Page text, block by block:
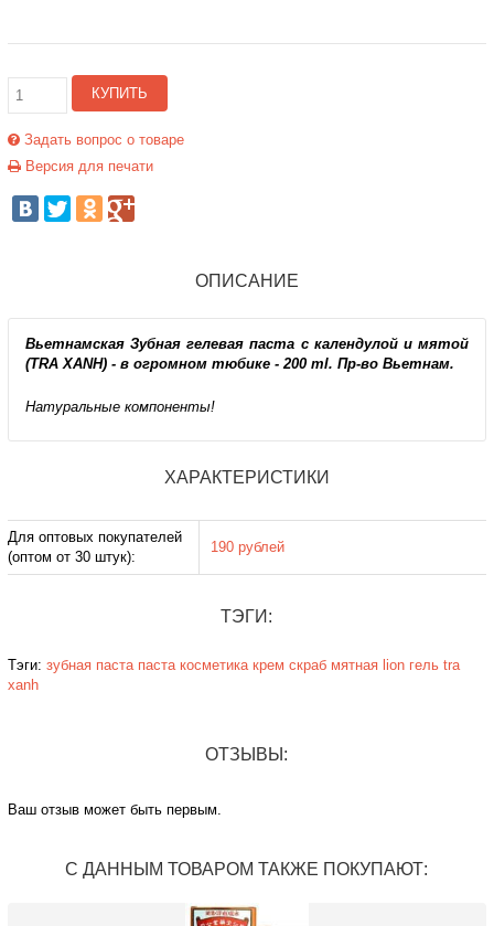
КУПИТЬ
Задать вопрос о товаре
Версия для печати
ОПИСАНИЕ
Вьетнамская Зубная гелевая паста с календулой и мятой
(TRA XANH) - в огромном тюбике - 200 ml. Пр-во Вьетнам.
Натуральные компоненты!
ХАРАКТЕРИСТИКИ
Для оптовых покупателей
(оптом от 30 штук):
190 рублей
ТЭГИ:
Тэги: зубная паста паста косметика крем скраб мятная lion гель tra
xanh
ОТЗЫВЫ:
Ваш отзыв может быть первым.
С ДАННЫМ ТОВАРОМ ТАКЖЕ ПОКУПАЮТ: